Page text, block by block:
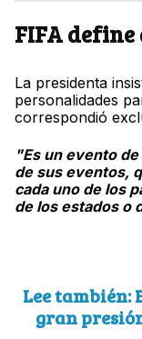
FIFA
La presidenta
personalidades
correspondió
"Es un evento de
de sus eventos,
cada uno de los
de los estados o
Lee
gran